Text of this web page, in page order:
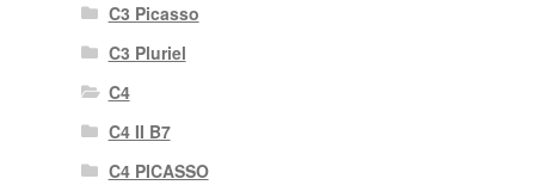
C3 Picasso
C3 Pluriel
C4
C4 II B7
C4 PICASSO